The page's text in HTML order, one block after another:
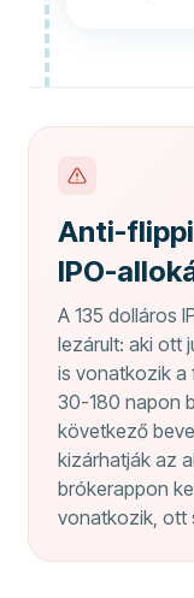
Anti-
IPO-
A 135 dolláros
lezárult: aki ott
is vonatkozik a
30-180 napon
következő
kizárhatják az
brókerappon
vonatkozik, ott